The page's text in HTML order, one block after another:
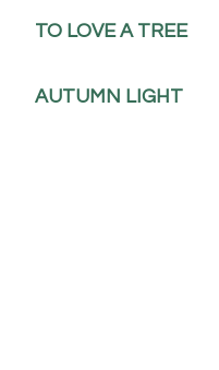
TO LOVE A TREE
AUTUMN LIGHT